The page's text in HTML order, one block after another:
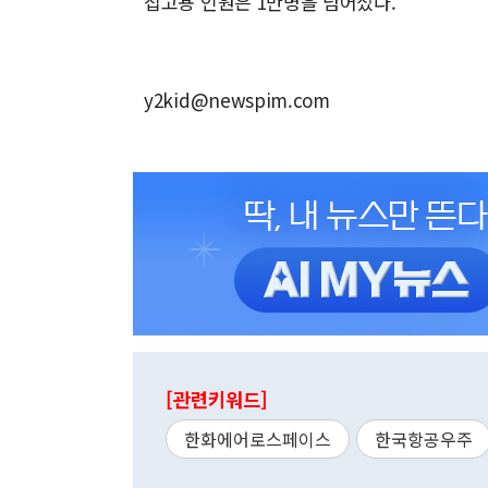
y2kid@newspim.com
[관련키워드]
한화에어로스페이스 한국항공우주